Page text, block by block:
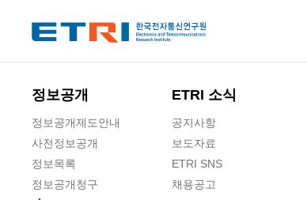
정보공개
정보공개제도안내
사전정보공개
정보목록
정보공개청구
ETRI 소식
공지사항
보도자료
ETRI SNS
채용공고